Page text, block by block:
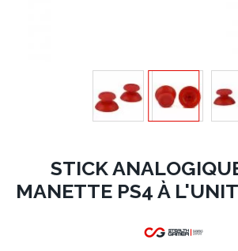
STICK
MANETTE PS4 À